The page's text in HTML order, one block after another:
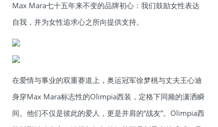
Max Mara七十五年来不变的品牌初心：我们鼓励女性表达
自我，并为女性追求心之所向提供支持。
在爱情与事业的双重赛道上，奥运冠军徐梦桃与丈夫王心迪
身穿Max Mara标志性的Olimpia西装，定格下同频的潇洒瞬
间。他们不仅是彼此的爱人，更是并肩的“战友”。Olimpia西